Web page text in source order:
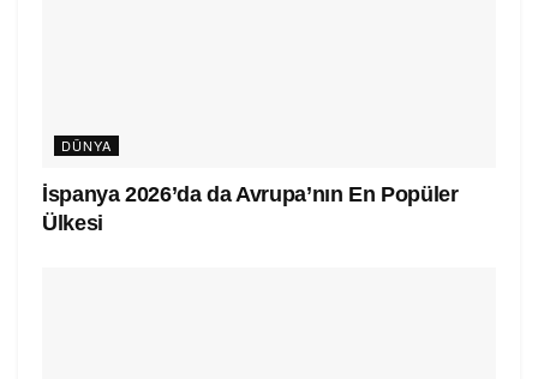
DÜNYA
İspanya 2026’da da Avrupa’nın En Popüler
Ülkesi